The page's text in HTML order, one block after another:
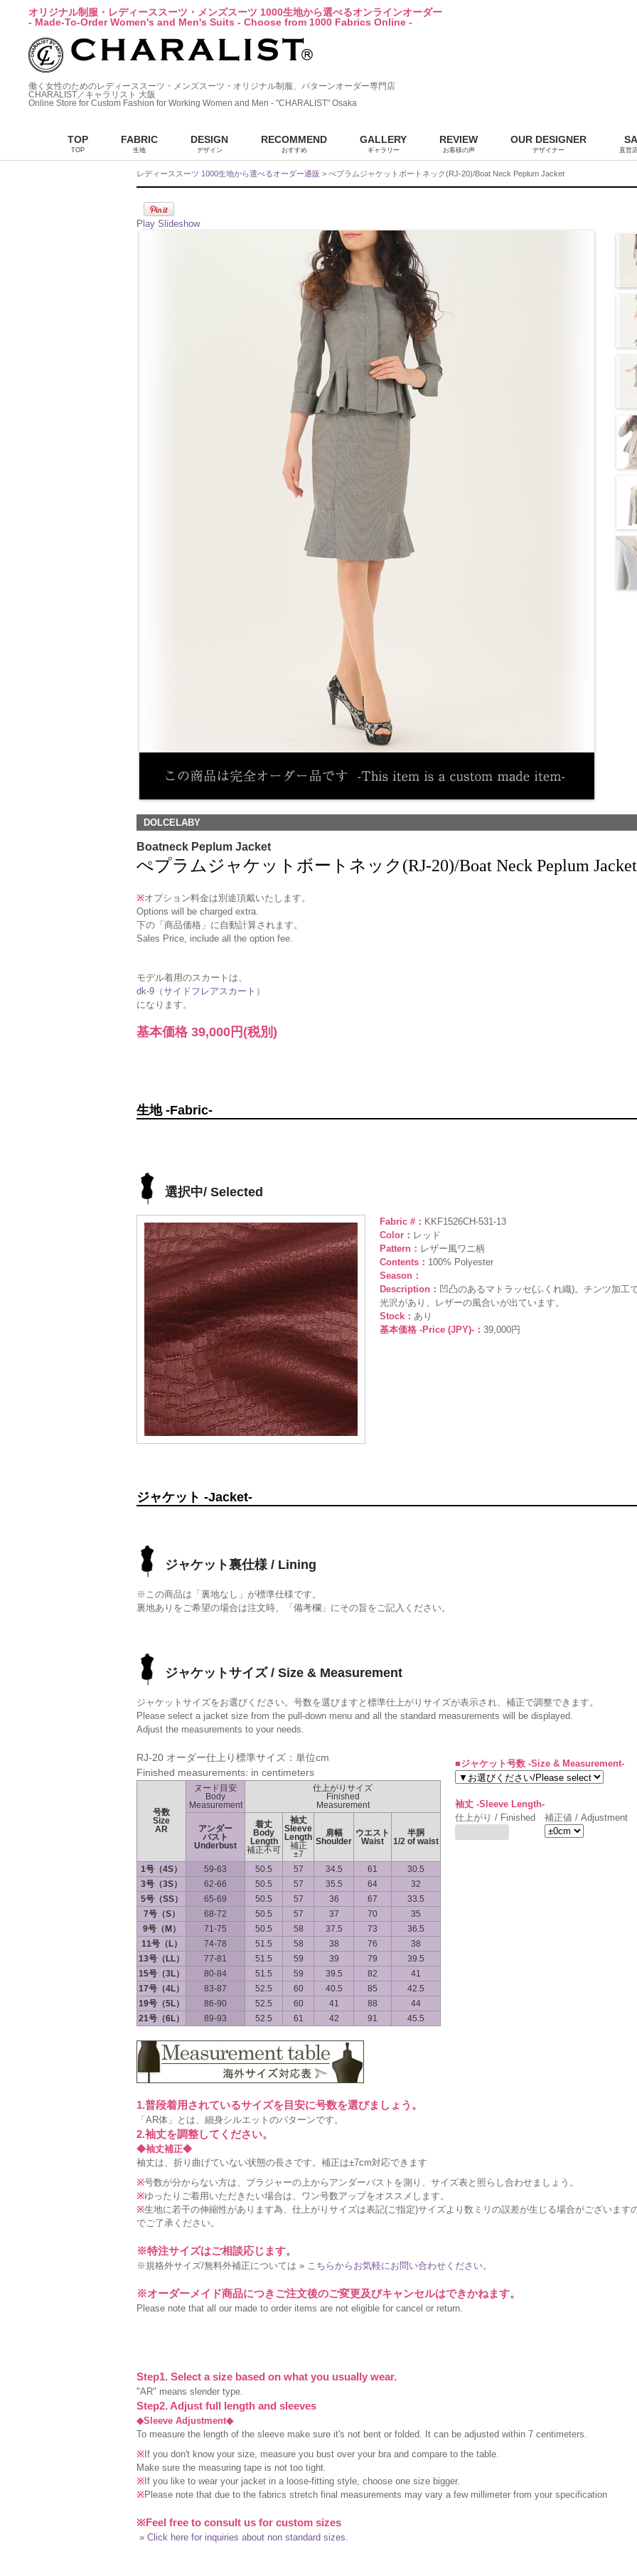
オリジナル制服・レディーススーツ・メンズスーツ 1000生地から選べるオンラインオーダー
- Made-To-Order Women's and Men's Suits - Choose from 1000 Fabrics Online -
働く女性のためのレディーススーツ・メンズスーツ・オリジナル制服、パターンオーダー専門店
CHARALIST／キャラリスト 大阪
Online Store for Custom Fashion for Working Women and Men - "CHARALIST" Osaka
TOP
TOP
FABRIC
生地
DESIGN
デザイン
RECOMMEND
おすすめ
GALLERY
ギャラリー
REVIEW
お客様の声
OUR DESIGNER
デザイナー 直営
レディーススーツ 1000生地から選べるオーダー通販 > ぺプラムジャケットボートネック(RJ-20)/Boat Neck Peplum Jacket
Play Slideshow
DOLCELABY
Boatneck Peplum Jacket
ぺプラムジャケットボートネック(RJ-20)/Boat Neck Peplum Jacket
※オプション料金は別途頂戴いたします。
Options will be charged extra.
下の「商品価格」に自動計算されます。
Sales Price, include all the option fee.
モデル着用のスカートは、
dk-9（サイドフレアスカート）
になります。
基本価格 39,000円 (税別)
生地 -Fabric-
選択中/ Selected
Fabric #： KKF1526CH-531-13
Color： レッド
Pattern： レザー風ワニ柄
Contents： 100% Polyester
Season：
Description： 凹凸のあるマトラッセ(ふくれ織)。チンツ加工
光沢があり、レザーの風合いが出ています。
Stock： あり
基本価格 -Price (JPY)-： 39,000円
ジャケット -Jacket-
ジャケット裏仕様 / Lining
※この商品は「裏地なし」が標準仕様です。
裏地ありをご希望の場合は注文時、「備考欄」にその旨をご記入ください。
ジャケットサイズ / Size & Measurement
ジャケットサイズをお選びください。号数を選びますと標準仕上がりサイズが表示され、補正で調整できます。
Please select a jacket size from the pull-down menu and all the standard measurements will be displayed.
Adjust the measurements to your needs.
RJ-20 オーダー仕上り標準サイズ：単位cm
Finished measurements: in centimeters
号数
Size
AR
ヌード目安
Body
Measurement
仕上がりサイズ
Finished
Measurement
アンダー
バスト
Underbust
着丈
Body
Length
補正不可
袖丈
Sleeve
Length
補正
±7
肩幅
Shoulder
ウエスト
Waist
半胴
1/2 of waist
1号（4S） 59-63 50.5 57 34.5 61
30.5
3号（3S）
62-66 50.5 57 35.5 64
32
5号（SS）
65-69 50.5 57 36 67
33.5
7号（S）
68-72 50.5 57 37 70
35
9号（M）
71-75 50.5 58 37.5 73
36.5
11号（L）
74-78 51.5 58 38 76
38
13号（LL）
77-81 51.5 59 39 79
39.5
15号（3L）
80-84 51.5 59 39.5 82
41
17号（4L）
83-87 52.5 60 40.5 85
42.5
19号（5L）
86-90 52.5 60 41 88
44
21号（6L）
89-93 52.5 61 42 91 45.5
■ジャケット号数 -Size & Measurement-
袖丈 -Sleeve Length-
仕上がり / Finished
補正値 / Adjustment
1.普段着用されているサイズを目安に号数を選びましょう。
「AR体」とは、細身シルエットのパターンです。
2.袖丈を調整してください。
◆袖丈補正◆
袖丈は、折り曲げていない状態の長さです。補正は±7cm対応できます
※号数が分からない方は、ブラジャーの上からアンダーバストを測り、サイズ表と照らし合わせましょう。
※ゆったりご着用いただきたい場合は、ワン号数アップをオススメします。
※生地に若干の伸縮性があります為、仕上がりサイズは表記(ご指定)サイズより数ミリの誤差が生じる場合がございます
でご了承ください。
※特注サイズはご相談応じます。
※規格外サイズ/無料外補正については » こちらからお気軽にお問い合わせください。
※オーダーメイド商品につきご注文後のご変更及びキャンセルはできかねます。
Please note that all our made to order items are not eligible for cancel or return.
Step1. Select a size based on what you usually wear.
"AR" means slender type.
Step2. Adjust full length and sleeves
◆Sleeve Adjustment◆
To measure the length of the sleeve make sure it's not bent or folded. It can be adjusted within 7 centimeters.
※ If you don't know your size, measure you bust over your bra and compare to the table.
Make sure the measuring tape is not too tight.
※ If you like to wear your jacket in a loose-fitting style, choose one size bigger.
※Please note that due to the fabrics stretch final measurements may vary a few millimeter from your specification
※Feel free to consult us for custom sizes
» Click here for inquiries about non standard sizes.